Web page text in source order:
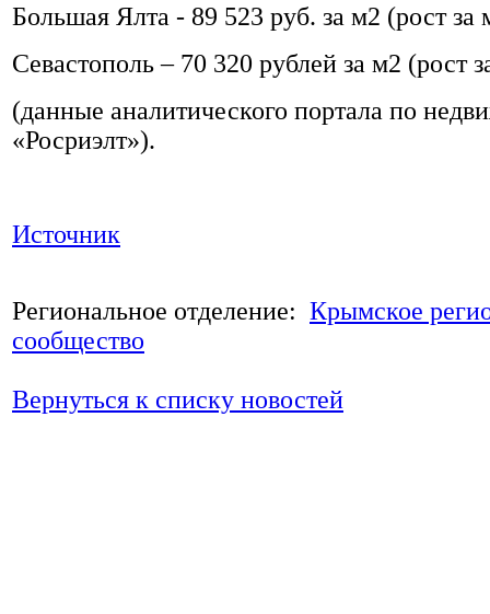
Большая Ялта - 89 523 руб. за м2 (рост за
Севастополь – 70 320 рублей за м2 (рост
(данные аналитического портала по
«Росриэлт»).
Источник
Региональное отделение: Крымское
сообщество
Вернуться к списку новостей